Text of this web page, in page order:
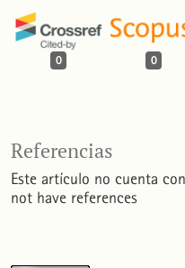
0 0
Referencias
Este artículo no cuenta
not have references